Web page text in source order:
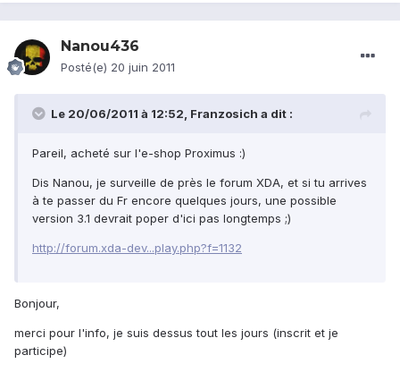
Nanou436
Posté(e) 20 juin 2011
Le 20/06/2011 à 12:52, Franzosich a dit :
Pareil, acheté sur l'e-shop Proximus :)
Dis Nanou, je surveille de près le forum XDA, et si tu arrives
à te passer du Fr encore quelques jours, une possible
version 3.1 devrait poper d'ici pas longtemps ;)
http://forum.xda-dev...play.php?f=1132
Bonjour,
merci pour l'info, je suis dessus tout les jours (inscrit et je
participe)